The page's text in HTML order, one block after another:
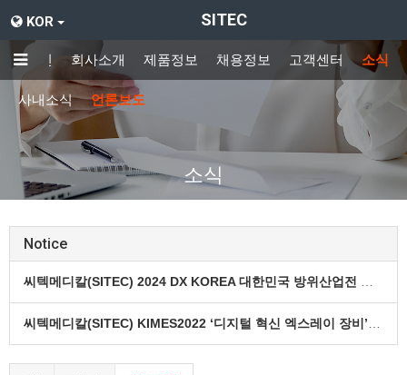
KOR SITEC
메인 회사소개 제품정보 채용정보 고객센터 소식
사내소식 언론보도
소식
Notice